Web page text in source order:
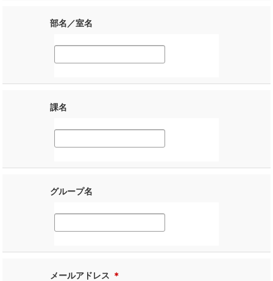
部名／室名
課名
グループ名
メールアドレス ＊